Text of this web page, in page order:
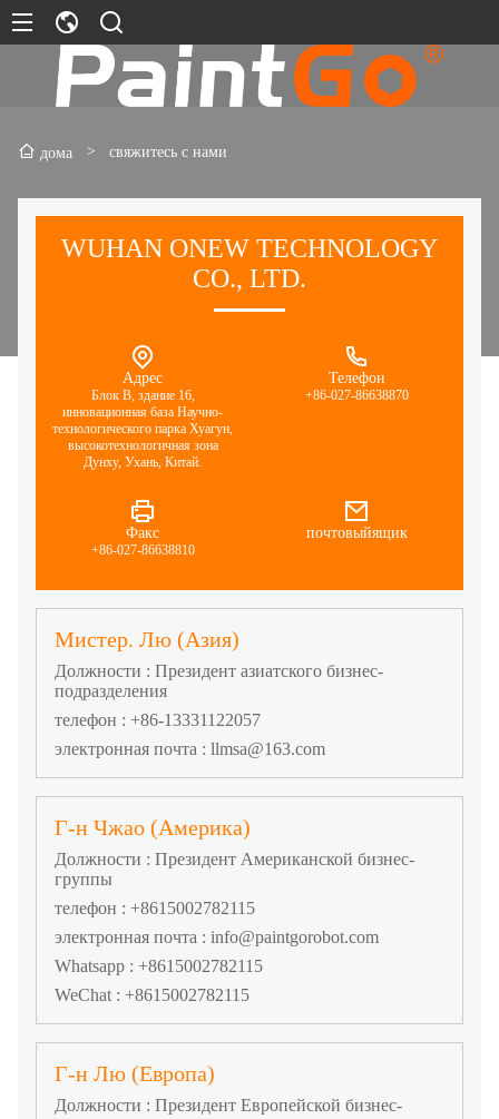
дома > свяжитесь с нами
WUHAN ONEW TECHNOLOGY
CO., LTD.
Адрес
Блок B, здание 16,
инновационная база Научно-
технологического парка Хуагун,
высокотехнологичная зона
Дунху, Ухань, Китай.
Телефон
+86-027-86638870
Факс
+86-027-86638810
почтовыйящик
Мистер. Лю (Азия)
Должности : Президент азиатского бизнес-
подразделения
телефон : +86-13331122057
электронная почта : llmsa@163.com
Г-н Чжао (Америка)
Должности : Президент Американской бизнес-
группы
телефон : +8615002782115
электронная почта : info@paintgorobot.com
Whatsapp : +8615002782115
WeChat : +8615002782115
Г-н Лю (Европа)
Должности : Президент Европейской бизнес-